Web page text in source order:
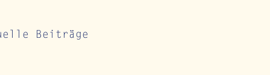
Beiträge